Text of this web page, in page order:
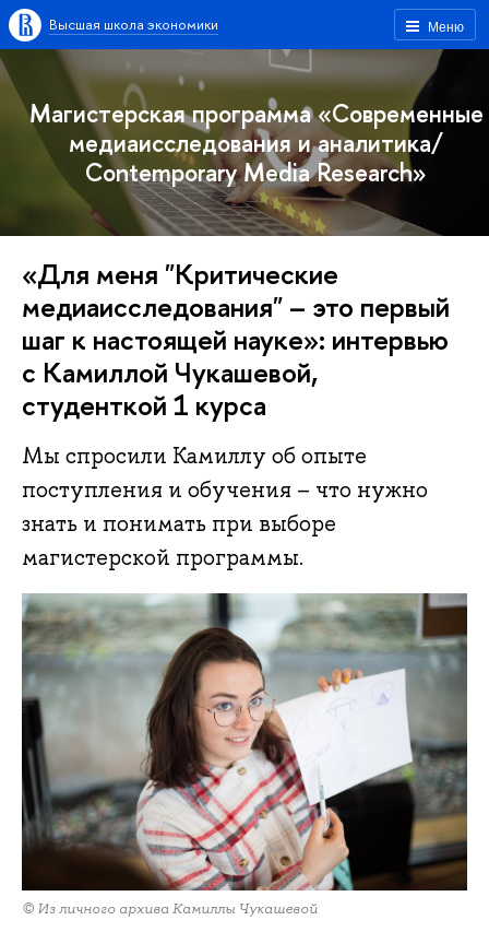
Меню
Высшая школа экономики
Магистерская программа «Современные
медиаисследования и аналитика/
Contemporary Media Research»
«Для меня "Критические
медиаисследования" – это первый
шаг к настоящей науке»: интервью
с Камиллой Чукашевой,
студенткой 1 курса
Мы спросили Камиллу об опыте
поступления и обучения – что нужно
знать и понимать при выборе
магистерской программы.
© Из личного архива Камиллы Чукашевой